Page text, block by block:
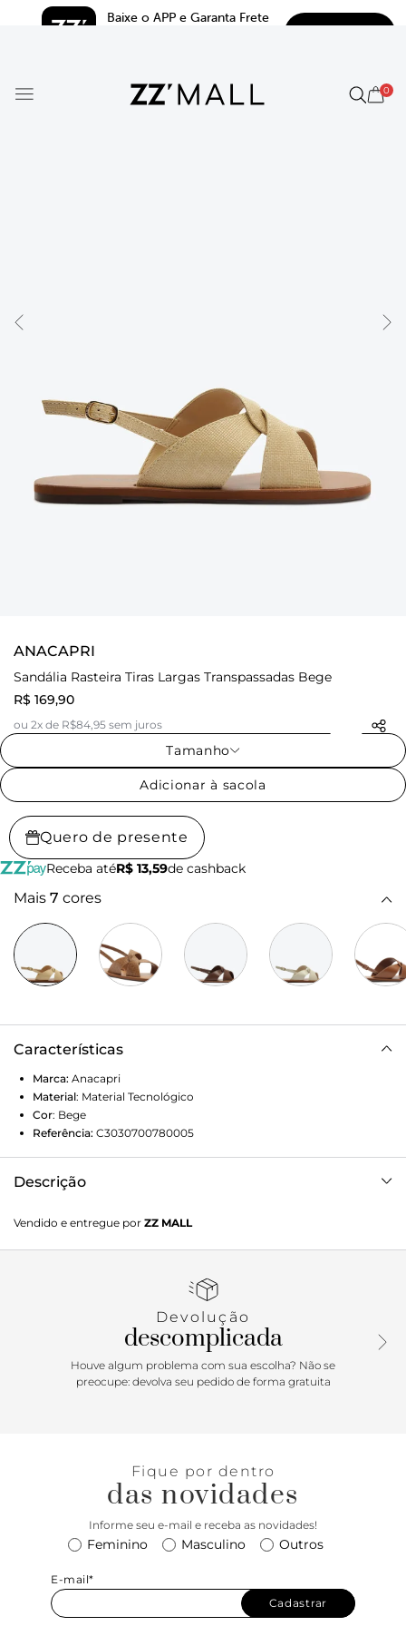
Baixe o APP e Garanta Frete
0
ANACAPRI
Sandália Rasteira Tiras Largas Transpassadas Bege
R$ 169,90
ou 2x de R$84,95 sem juros
Tamanho
Adicionar à sacola
Quero de presente
Receba atéR$ 13,59de cashback
Mais 7 cores
Características
Marca: Anacapri
Material: Material Tecnológico
Cor: Bege
Referência: C3030700780005
Descrição
modelo de solado rasteiro emborrachado com leve saltinho
traseiro, apresenta cabedal imponente com duas tiras
nos contornos - com design entrelaçado na lateral, sobre os
por tiras fininhas que seguem pelas laterais e contornam o
calcanhar. De biqueira arredondada, traz palmilha no
mesmo tom da rasteirinha, com assinatura Anacapri em
carimbo metálico. Porque Apostar: Comfy, moderninha e
mood urban boho para compor suas produções de trabalho
e de lazer está em alta! O calce fresquinho vai dominar as
Vendido e entregue por ZZ MALL
Devolução
descomplicada
Houve algum problema com sua escolha? Não se
preocupe: devolva seu pedido de forma gratuita
Fique por dentro
das novidades
Informe seu e-mail e receba as novidades!
Feminino Masculino Outros
E-mail*
Cadastrar